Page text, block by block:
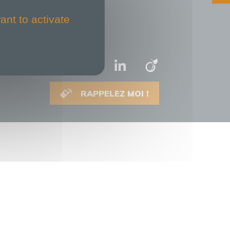
RAPPELEZ MOI !
to activate